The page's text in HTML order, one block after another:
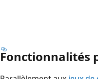
Fonctionnalités